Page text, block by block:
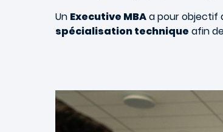
Un Executive MBAa pour objectif
spécialisation technique afin